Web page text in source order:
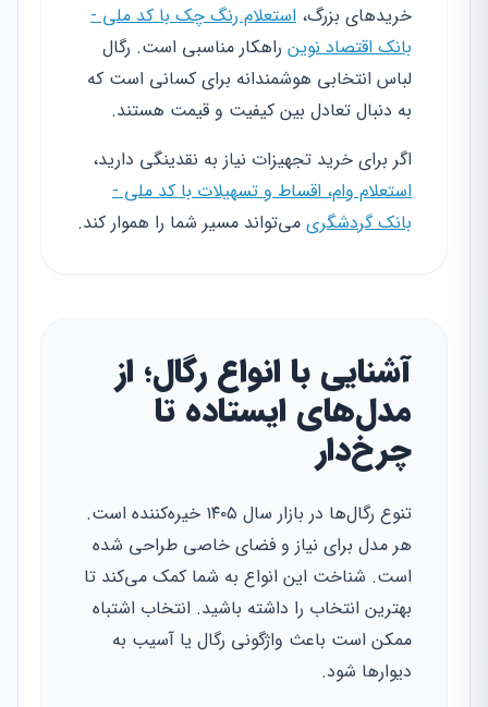
خریدهای بزرگ، استعلام رنگ چک با کد ملی -
بانک اقتصاد نوین راهکار مناسبی است. رگال
لباس انتخابی هوشمندانه برای کسانی است که
به دنبال تعادل بین کیفیت و قیمت هستند.
اگر برای خرید تجهیزات نیاز به نقدینگی دارید،
استعلام وام، اقساط و تسهیلات با کد ملی -
بانک گردشگری می‌تواند مسیر شما را هموار کند.
آشنایی با انواع رگال؛ از
مدل‌های ایستاده تا
چرخ‌دار
تنوع رگال‌ها در بازار سال ۱۴۰۵ خیره‌کننده است.
هر مدل برای نیاز و فضای خاصی طراحی شده
است. شناخت این انواع به شما کمک می‌کند تا
بهترین انتخاب را داشته باشید. انتخاب اشتباه
ممکن است باعث واژگونی رگال یا آسیب به
دیوارها شود.